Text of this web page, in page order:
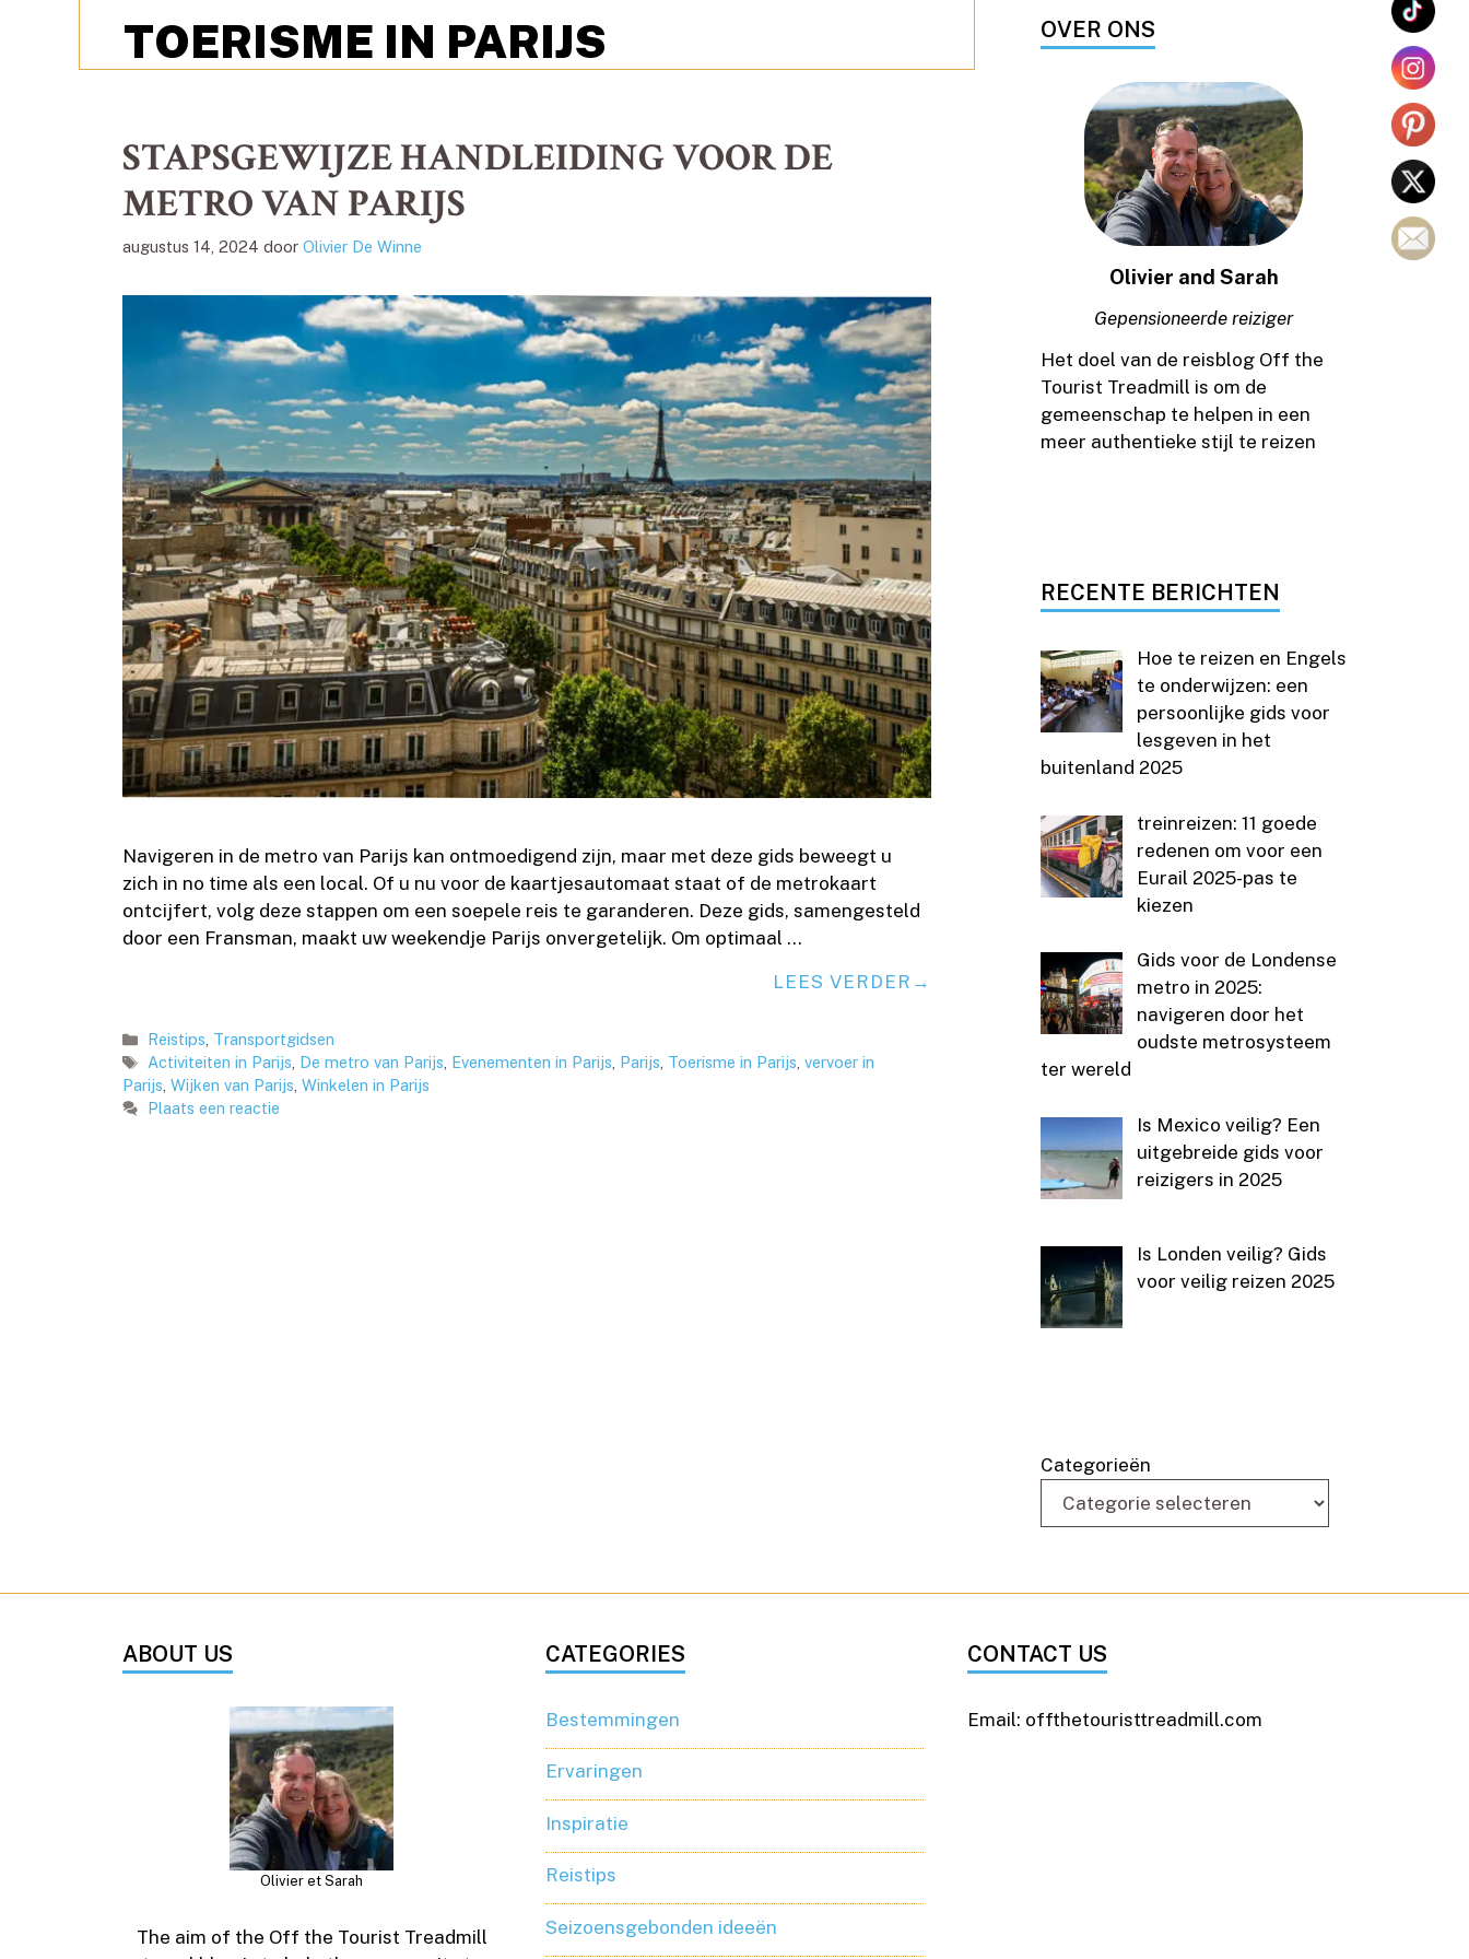
TOERISME IN PARIJS
STAPSGEWIJZE HANDLEIDING VOOR DE
METRO VAN PARIJS
augustus 14, 2024 door Olivier De Winne
Navigeren in de metro van Parijs kan ontmoedigend zijn, maar met deze gids beweegt u
zich in no time als een local. Of u nu voor de kaartjesautomaat staat of de metrokaart
ontcijfert, volg deze stappen om een ​​soepele reis te garanderen. Deze gids, samengesteld
door een Fransman, maakt uw weekendje Parijs onvergetelijk. Om optimaal …
LEES VERDER
Categorieën
Reistips Transportgidsen
Tags
Activiteiten in Parijs De metro van Parijs Evenementen in Parijs Parijs Toerisme in Parijs ,vervoer in
Parijs Wijken van Parijs Winkelen in Parijs
Plaats een reactie
OVER ONS
Olivier and Sarah
Gepensioneerde reiziger
Het doel van de reisblog Off the
Tourist Treadmill is om de
gemeenschap te helpen in een
meer authentieke stijl te reizen
RECENTE BERICHTEN
Hoe te reizen en Engels
te onderwijzen: een
persoonlijke gids voor
lesgeven in het
buitenland 2025
treinreizen: 11 goede
redenen om voor een
Eurail 2025-pas te
kiezen
Gids voor de Londense
metro in 2025:
navigeren door het
oudste metrosysteem
ter wereld
Is Mexico veilig? Een
uitgebreide gids voor
reizigers in 2025
Is Londen veilig? Gids
voor veilig reizen 2025
Categorieën
ABOUT US
Olivier et Sarah
The aim of the Off the Tourist Treadmill
CATEGORIES
Bestemmingen
Ervaringen
Inspiratie
Reistips
Seizoensgebonden ideeën
CONTACT US
Email: offthetouristtreadmill.com